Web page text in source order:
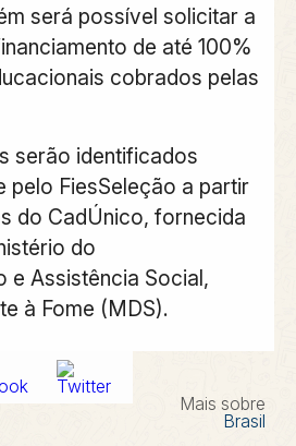
será possível solicitar a
de até 100%
cobrados pelas
serão identificados
pelo FiesSeleção a partir
do CadÚnico, fornecida
do
e Assistência Social,
à Fome (MDS).
Mais sobre
Brasil